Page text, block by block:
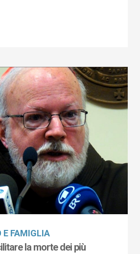
FAMIGLIA
la morte dei più